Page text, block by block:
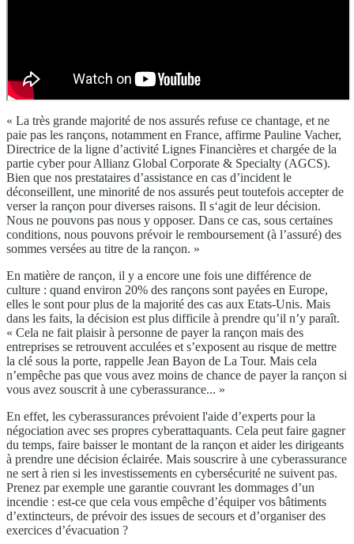
« La très grande majorité de nos assurés refuse ce chantage, et ne
paie pas les rançons, notamment en France, affirme Pauline Vacher,
Directrice de la ligne d’activité Lignes Financières et chargée de la
partie cyber pour Allianz Global Corporate & Specialty (AGCS).
Bien que nos prestataires d’assistance en cas d’incident le
déconseillent, une minorité de nos assurés peut toutefois accepter de
verser la rançon pour diverses raisons. Il s‘agit de leur décision.
Nous ne pouvons pas nous y opposer. Dans ce cas, sous certaines
conditions, nous pouvons prévoir le remboursement (à l’assuré) des
sommes versées au titre de la rançon. »
En matière de rançon, il y a encore une fois une différence de
culture : quand environ 20% des rançons sont payées en Europe,
elles le sont pour plus de la majorité des cas aux Etats-Unis. Mais
dans les faits, la décision est plus difficile à prendre qu’il n’y paraît.
« Cela ne fait plaisir à personne de payer la rançon mais des
entreprises se retrouvent acculées et s’exposent au risque de mettre
la clé sous la porte, rappelle Jean Bayon de La Tour. Mais cela
n’empêche pas que vous avez moins de chance de payer la rançon si
vous avez souscrit à une cyberassurance... »
En effet, les cyberassurances prévoient l'aide d’experts pour la
négociation avec ses propres cyberattaquants. Cela peut faire gagner
du temps, faire baisser le montant de la rançon et aider les dirigeants
à prendre une décision éclairée. Mais souscrire à une cyberassurance
ne sert à rien si les investissements en cybersécurité ne suivent pas.
Prenez par exemple une garantie couvrant les dommages d’un
incendie : est-ce que cela vous empêche d’équiper vos bâtiments
d’extincteurs, de prévoir des issues de secours et d’organiser des
exercices d’évacuation ?